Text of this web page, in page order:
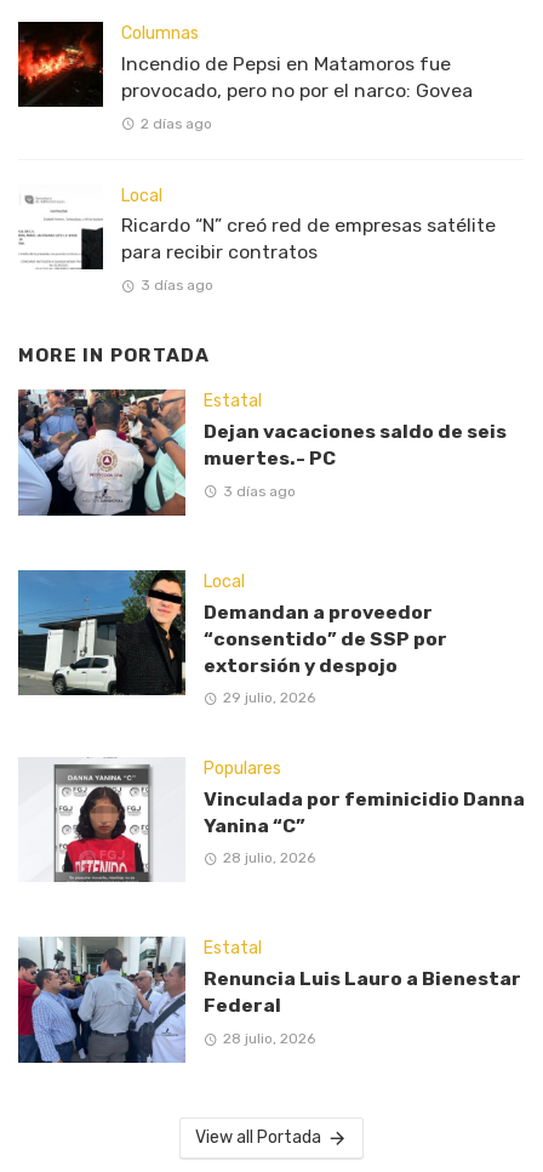
Columnas
Incendio de Pepsi en Matamoros fue
provocado, pero no por el narco: Govea
2 días ago
Local
Ricardo “N” creó red de empresas satélite
para recibir contratos
3 días ago
MORE IN PORTADA
Estatal
Dejan vacaciones saldo de seis
muertes.- PC
3 días ago
Local
Demandan a proveedor
“consentido” de SSP por
extorsión y despojo
29 julio, 2026
Populares
Vinculada por feminicidio Danna
Yanina “C”
28 julio, 2026
Estatal
Renuncia Luis Lauro a Bienestar
Federal
28 julio, 2026
View all Portada